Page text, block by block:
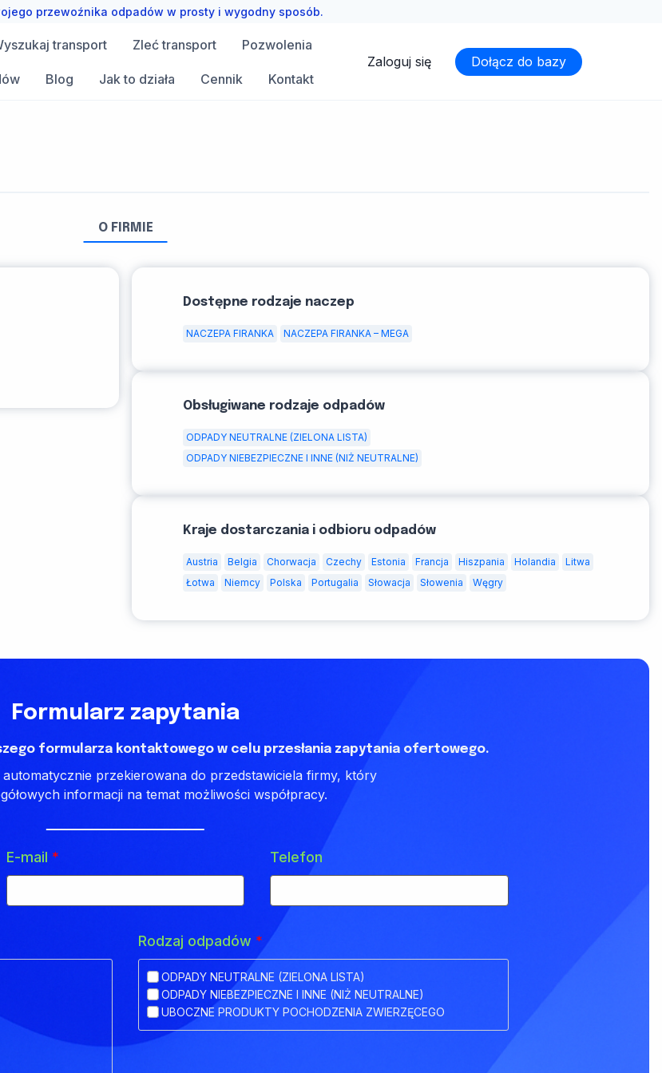
przewoźnika odpadów w prosty i wygodny sposób.
transport Zleć transport Pozwolenia
Blog Jak to działa Cennik Kontakt
Zaloguj się Dołącz do bazy
O FIRMIE
Dostępne rodzaje naczep
NACZEPA FIRANKA NACZEPA FIRANKA – MEGA
Obsługiwane rodzaje odpadów
ODPADY NEUTRALNE (ZIELONA LISTA)
ODPADY NIEBEZPIECZNE I INNE (NIŻ NEUTRALNE)
Kraje dostarczania i odbioru odpadów
Austria Belgia Chorwacja Czechy Estonia Francja Hiszpania Holandia
Litwa
Łotwa
Niemcy Polska Portugalia Słowacja Słowenia Węgry
Formularz zapytania
formularza kontaktowego w celu przesłania zapytania ofertowego.
przekierowana do przedstawiciela firmy, który
informacji na temat możliwości współpracy.
E-mail * Telefon
Rodzaj odpadów *
ODPADY NEUTRALNE (ZIELONA LISTA)
ODPADY NIEBEZPIECZNE I INNE (NIŻ NEUTRALNE)
UBOCZNE PRODUKTY POCHODZENIA ZWIERZĘCEGO